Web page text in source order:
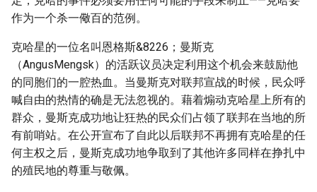
作为一个杀一儆百的范例。
克哈星的一位名叫恩格斯&8226；曼斯克
（AngusMengsk）的活跃议员决定利用这个机会来鼓励他
的同胞们的一腔热血。当曼斯克对联邦宣战的时候，民众呼
喊自由的热情的确是无法忽视的。藉着煽动克哈星上所有的
群众，曼斯克成功地让狂热的民众们占领了联邦在当地的所
有前哨站。在公开宣布了自此以后联邦不再拥有克哈星的任
何主权之后，曼斯克成功地争取到了其他许多同样在挣扎中
的殖民地的尊重与敬佩。